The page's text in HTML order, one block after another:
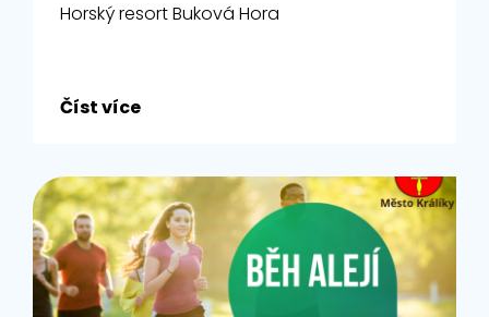
Horský resort Buková Hora
Číst více